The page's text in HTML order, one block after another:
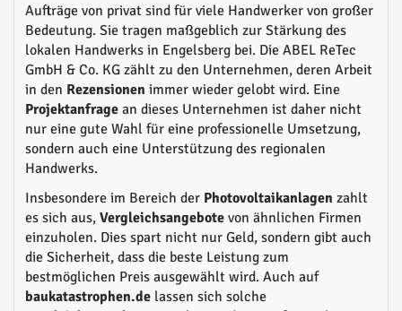
Aufträge von privat sind für viele Handwerker von großer
Bedeutung. Sie tragen maßgeblich zur Stärkung des
lokalen Handwerks in Engelsberg bei. Die ABEL ReTec
GmbH & Co. KG zählt zu den Unternehmen, deren Arbeit
in den Rezensionen immer wieder gelobt wird. Eine
Projektanfrage an dieses Unternehmen ist daher nicht
nur eine gute Wahl für eine professionelle Umsetzung,
sondern auch eine Unterstützung des regionalen
Handwerks.
Insbesondere im Bereich der Photovoltaikanlagen zahlt
es sich aus, Vergleichsangebote von ähnlichen Firmen
einzuholen. Dies spart nicht nur Geld, sondern gibt auch
die Sicherheit, dass die beste Leistung zum
bestmöglichen Preis ausgewählt wird. Auch auf
baukatastrophen.de lassen sich solche